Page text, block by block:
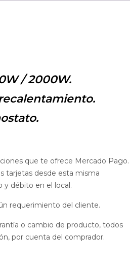
/ 2000W.
que te ofrece Mercado Pago.
tarjetas desde esta misma
y débito en el local.
requerimiento del cliente.
o cambio de producto, todos
por cuenta del comprador.